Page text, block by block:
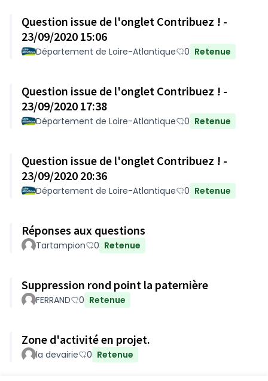
Question issue de l'onglet Contribuez ! -
23/09/2020 15:06
Département de Loire-Atlantique 0 Retenue
Question issue de l'onglet Contribuez ! -
23/09/2020 17:38
Département de Loire-Atlantique 0 Retenue
Question issue de l'onglet Contribuez ! -
23/09/2020 20:36
Département de Loire-Atlantique 0 Retenue
Réponses aux questions
Tartampion 0 Retenue
Suppression rond point la paternière
FERRAND 0 Retenue
Zone d'activité en projet.
la devairie 0 Retenue